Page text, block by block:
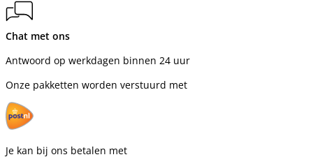
Chat met ons
Antwoord op werkdagen binnen 24 uur
Onze pakketten worden verstuurd met
Je kan bij ons betalen met